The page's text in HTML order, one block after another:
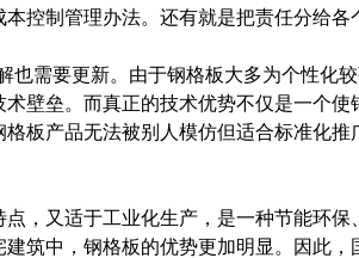
控制管理办法。还有就是把责任分给
要更新。由于钢格板大多为个性化较
壁垒。而真正的技术优势不仅是一个使
板产品无法被别人模仿但适合标准化
，又适于工业化生产，是一种节能环保
筑中，钢格板的优势更加明显。因此